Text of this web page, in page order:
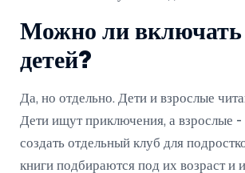
Можно ли включать
детей?
Да, но отдельно. Дети и взрослые
Дети ищут приключения, а взрослые
создать отдельный клуб для
книги подбираются под их возраст и